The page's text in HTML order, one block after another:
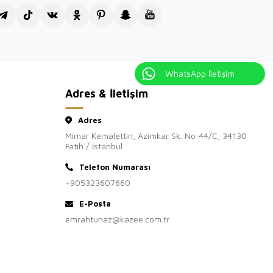
WhatsApp İletişim
Adres & İletişim
Adres
Mimar Kemalettin, Azimkar Sk. No:44/C, 34130
Fatih / İstanbul
Telefon Numarası
+905323607660
E-Posta
emrahtunaz@kazee.com.tr